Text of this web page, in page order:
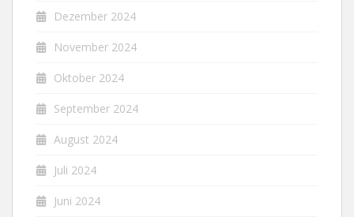
Dezember 2024
November 2024
Oktober 2024
September 2024
August 2024
Juli 2024
Juni 2024